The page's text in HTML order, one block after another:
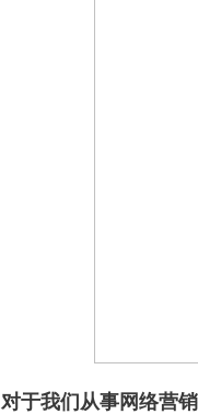
对于我们从事网络营